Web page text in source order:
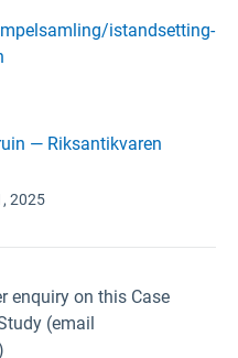
istandsetting-
— Riksantikvaren
2025
enquiry on this Case
(email